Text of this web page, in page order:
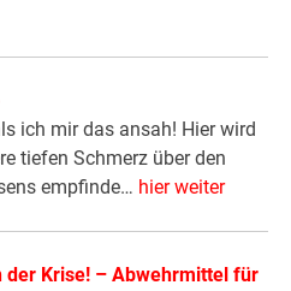
ich mir das ansah! Hier wird
tiefen Schmerz über den
empfinde… hier weiter
der Krise!– Abwehrmittel für